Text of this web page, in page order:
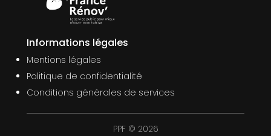
Informations légales
Mentions légales
Politique de confidentialité
Conditions générales de services
PPF © 2026